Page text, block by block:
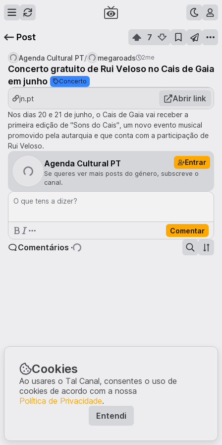
Post 7
Agenda Cultural PT/ megaroads 2me
Concerto gratuito de Rui Veloso no Cais de Gaia
em junho
Concerto
jn.pt Abrir link
Nos dias 20 e 21 de junho, o Cais de Gaia vai receber a
primeira edição de "Sons do Cais", um novo evento musical
promovido pela autarquia e que conta com a participação de
Rui Veloso.
Agenda Cultural PT Entrar
Se queres ver mais posts do género, subscreve o
canal.
O que tens a dizer?
Comentar
Comentários ·
Cookies
Ao usares o Tal Canal, consentes o uso de
cookies de acordo com a nossa
Política de Privacidade.
Entendi